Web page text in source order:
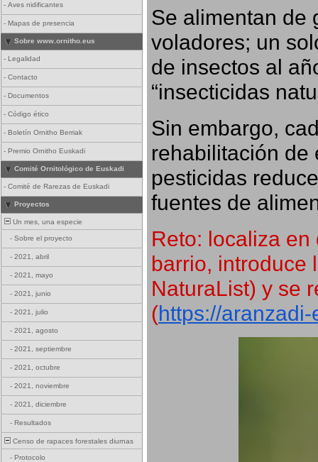
- Aves nidificantes
- Mapas de presencia
Sobre www.ornitho.eus
- Legalidad
- Contacto
- Documentos
- Código ético
- Boletín Ornitho Berriak
- Premio Ornitho Euskadi
Comité Ornitológico de Euskadi
- Comité de Rarezas de Euskadi
Proyectos
Un mes, una especie
- Sobre el proyecto
- 2021, abril
- 2021, mayo
- 2021, junio
- 2021, julio
- 2021, agosto
- 2021, septiembre
- 2021, octubre
- 2021, noviembre
- 2021, diciembre
- Resultados
Censo de rapaces forestales diurnas
- Protocolo
Se alimentan de
voladores; un
de insectos al
“insecticidas
Sin embargo,
rehabilitación de
pesticidas
fuentes de
Reto: localiza
barrio, introduce
NaturaList) y se
(https://